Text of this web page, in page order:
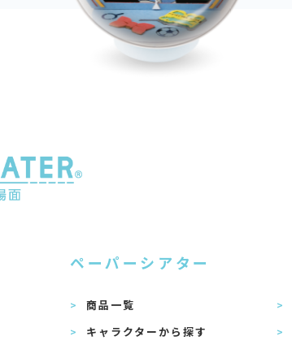
ペーパーシアター
商品一覧
キャラクターから探す